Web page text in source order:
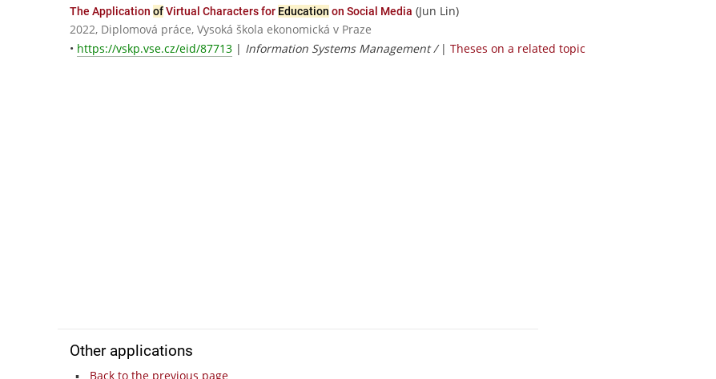
The Application ofVirtual Characters for Education on Social Media (Jun Lin)
2022, Diplomová práce, Vysoká škola ekonomická v Praze
• https://vskp.vse.cz/eid/87713 | Information Systems Management / | Theses on a related topic
Other applications
Back to the previous page